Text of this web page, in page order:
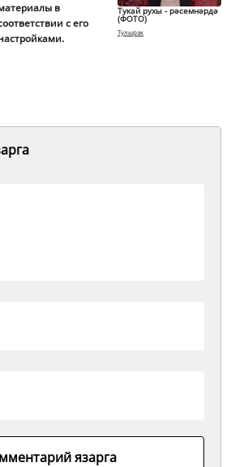
в
с его
Тукай рухы - рәсемнәрдә
(ФОТО)
Тулырак
язарга